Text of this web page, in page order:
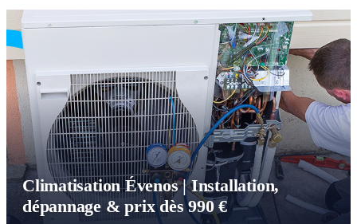
Climatisation Évenos | Installation,
dépannage & prix dès 990 €